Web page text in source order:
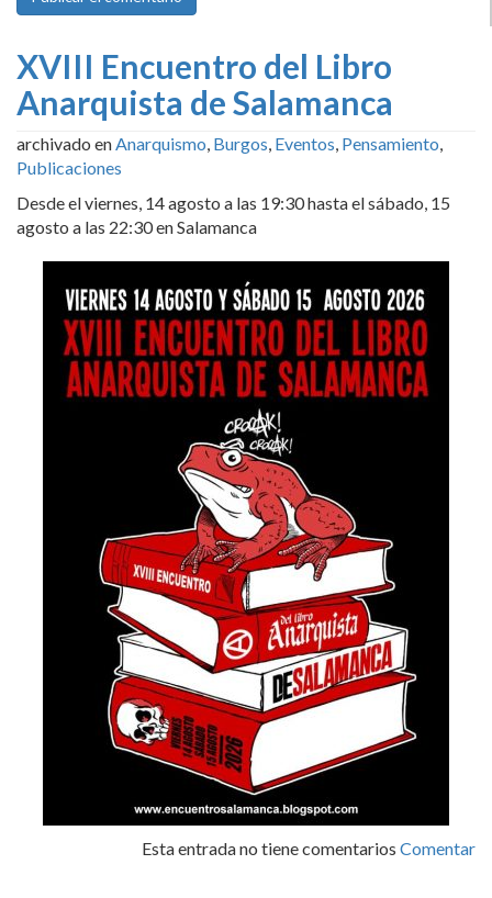
XVIII Encuentro del Libro
Anarquista de Salamanca
archivado enAnarquismo, Burgos, Eventos, Pensamiento,
Publicaciones
Desde el viernes, 14 agosto a las 19:30 hasta el sábado, 15
agosto a las 22:30 en Salamanca
Esta entrada no tiene comentarios Comentar